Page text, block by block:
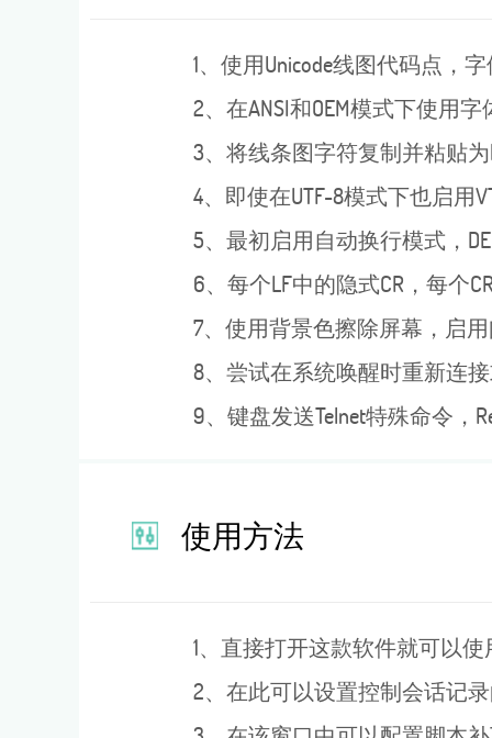
1、使用Unicode线图代码点，
2、在ANSI和OEM模式下使用
3、将线条图字符复制并粘贴为
4、即使在UTF-8模式下也启用
5、最初启用自动换行模式，
6、每个LF中的隐式CR，每个
7、使用背景色擦除屏幕，启
8、尝试在系统唤醒时重新连
9、键盘发送Telnet特殊命令，
使用方法
1、直接打开这款软件就可以使
2、在此可以设置控制会话记录